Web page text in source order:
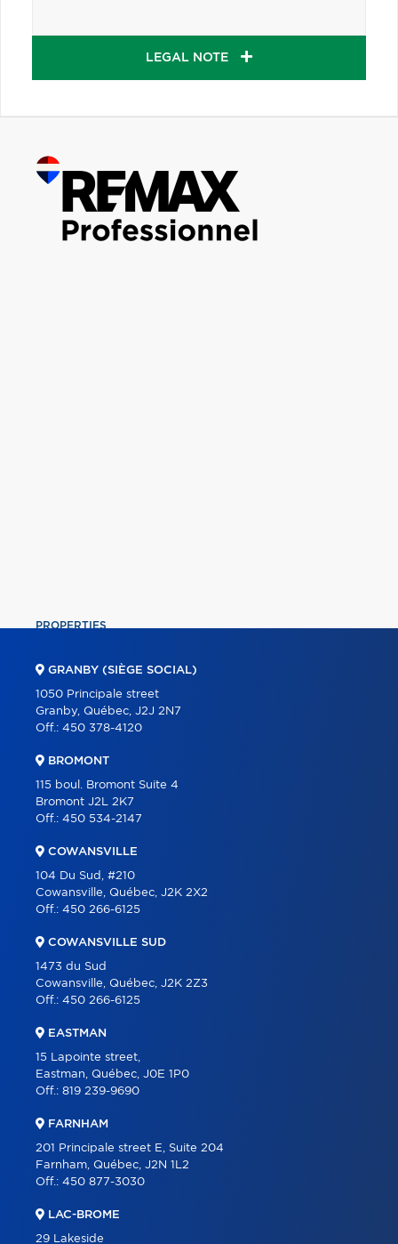
LEGAL NOTE
PROPERTIES
ABOUT
PARTNERS
CONTACT
GRANBY (SIÈGE SOCIAL)
1050 Principale street
Granby, Québec, J2J 2N7
Off.: 450 378-4120
BROMONT
115 boul. Bromont Suite 4
Bromont J2L 2K7
Off.: 450 534-2147
COWANSVILLE
104 Du Sud, #210
Cowansville, Québec, J2K 2X2
Off.: 450 266-6125
COWANSVILLE SUD
1473 du Sud
Cowansville, Québec, J2K 2Z3
Off.: 450 266-6125
EASTMAN
15 Lapointe street,
Eastman, Québec, J0E 1P0
Off.: 819 239-9690
FARNHAM
201 Principale street E, Suite 204
Farnham, Québec, J2N 1L2
Off.: 450 877-3030
LAC-BROME
29 Lakeside